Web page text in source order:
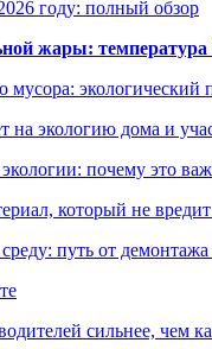
году: полный обзор
жары: температура
мусора: экологический
на экологию дома и
почему это
который не
путь от демонтажа
сильнее, чем